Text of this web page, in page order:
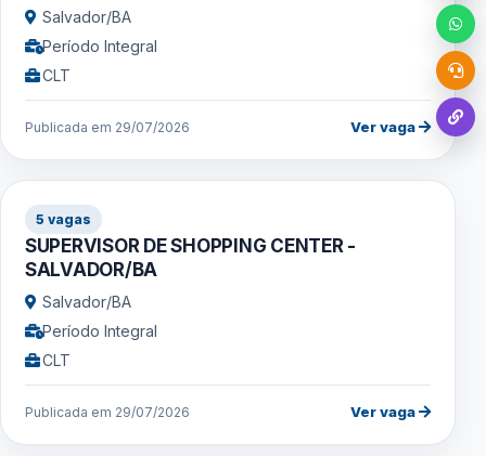
Salvador/BA
Período Integral
CLT
Publicada em 29/07/2026 Ver vaga
5 vagas
SUPERVISOR DE SHOPPING CENTER -
SALVADOR/BA
Salvador/BA
Período Integral
CLT
Publicada em 29/07/2026 Ver vaga